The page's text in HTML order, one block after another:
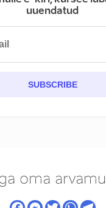
uuendatud
SUBSCRIBE
oma